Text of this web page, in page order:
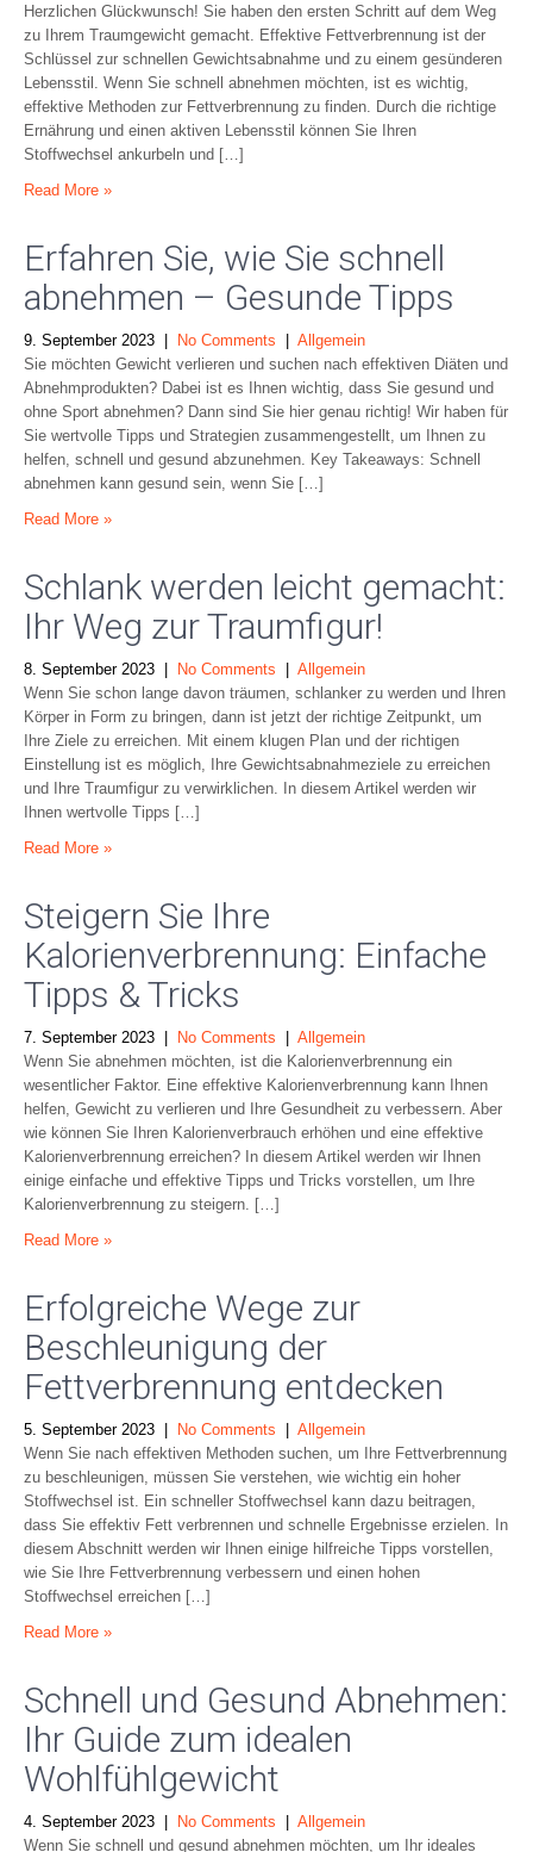
Herzlichen Glückwunsch! Sie haben den ersten Schritt auf dem Weg
zu Ihrem Traumgewicht gemacht. Effektive Fettverbrennung ist der
Schlüssel zur schnellen Gewichtsabnahme und zu einem gesünderen
Lebensstil. Wenn Sie schnell abnehmen möchten, ist es wichtig,
effektive Methoden zur Fettverbrennung zu finden. Durch die richtige
Ernährung und einen aktiven Lebensstil können Sie Ihren
Stoffwechsel ankurbeln und […]
Read More »
Erfahren Sie, wie Sie schnell
abnehmen – Gesunde Tipps
9. September 2023 No Comments
Allgemein
Sie möchten Gewicht verlieren und suchen nach effektiven Diäten und
Abnehmprodukten? Dabei ist es Ihnen wichtig, dass Sie gesund und
ohne Sport abnehmen? Dann sind Sie hier genau richtig! Wir haben für
Sie wertvolle Tipps und Strategien zusammengestellt, um Ihnen zu
helfen, schnell und gesund abzunehmen. Key Takeaways: Schnell
abnehmen kann gesund sein, wenn Sie […]
Read More »
Schlank werden leicht gemacht:
Ihr Weg zur Traumfigur!
8. September 2023 No Comments
Allgemein
Wenn Sie schon lange davon träumen, schlanker zu werden und Ihren
Körper in Form zu bringen, dann ist jetzt der richtige Zeitpunkt, um
Ihre Ziele zu erreichen. Mit einem klugen Plan und der richtigen
Einstellung ist es möglich, Ihre Gewichtsabnahmeziele zu erreichen
und Ihre Traumfigur zu verwirklichen. In diesem Artikel werden wir
Ihnen wertvolle Tipps […]
Read More »
Steigern Sie Ihre
Kalorienverbrennung: Einfache
Tipps & Tricks
7. September 2023 No Comments
Allgemein
Wenn Sie abnehmen möchten, ist die Kalorienverbrennung ein
wesentlicher Faktor. Eine effektive Kalorienverbrennung kann Ihnen
helfen, Gewicht zu verlieren und Ihre Gesundheit zu verbessern. Aber
wie können Sie Ihren Kalorienverbrauch erhöhen und eine effektive
Kalorienverbrennung erreichen? In diesem Artikel werden wir Ihnen
einige einfache und effektive Tipps und Tricks vorstellen, um Ihre
Kalorienverbrennung zu steigern. […]
Read More »
Erfolgreiche Wege zur
Beschleunigung der
Fettverbrennung entdecken
5. September 2023 No Comments
Allgemein
Wenn Sie nach effektiven Methoden suchen, um Ihre Fettverbrennung
zu beschleunigen, müssen Sie verstehen, wie wichtig ein hoher
Stoffwechsel ist. Ein schneller Stoffwechsel kann dazu beitragen,
dass Sie effektiv Fett verbrennen und schnelle Ergebnisse erzielen. In
diesem Abschnitt werden wir Ihnen einige hilfreiche Tipps vorstellen,
wie Sie Ihre Fettverbrennung verbessern und einen hohen
Stoffwechsel erreichen […]
Read More »
Schnell und Gesund Abnehmen:
Ihr Guide zum idealen
Wohlfühlgewicht
4. September 2023 No Comments
Allgemein
Wenn Sie schnell und gesund abnehmen möchten, um Ihr ideales